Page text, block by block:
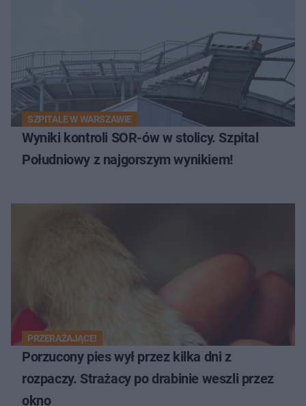
SZPITALE W WARSZAWIE
Wyniki kontroli SOR-ów w stolicy. Szpital
Południowy z najgorszym wynikiem!
PRZERAŻAJĄCE!
Porzucony pies wył przez kilka dni z
rozpaczy. Strażacy po drabinie weszli przez
okno